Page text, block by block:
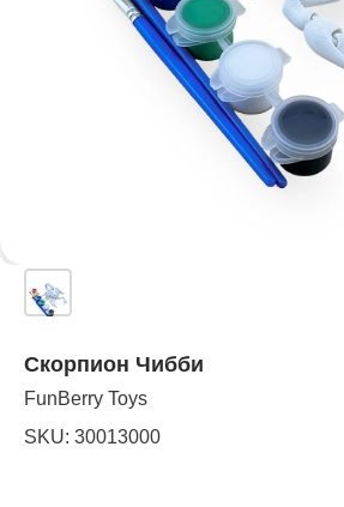
Скорпион Чибби
FunBerry Toys
SKU: 30013000